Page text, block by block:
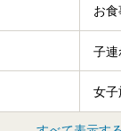
お
子連
女子